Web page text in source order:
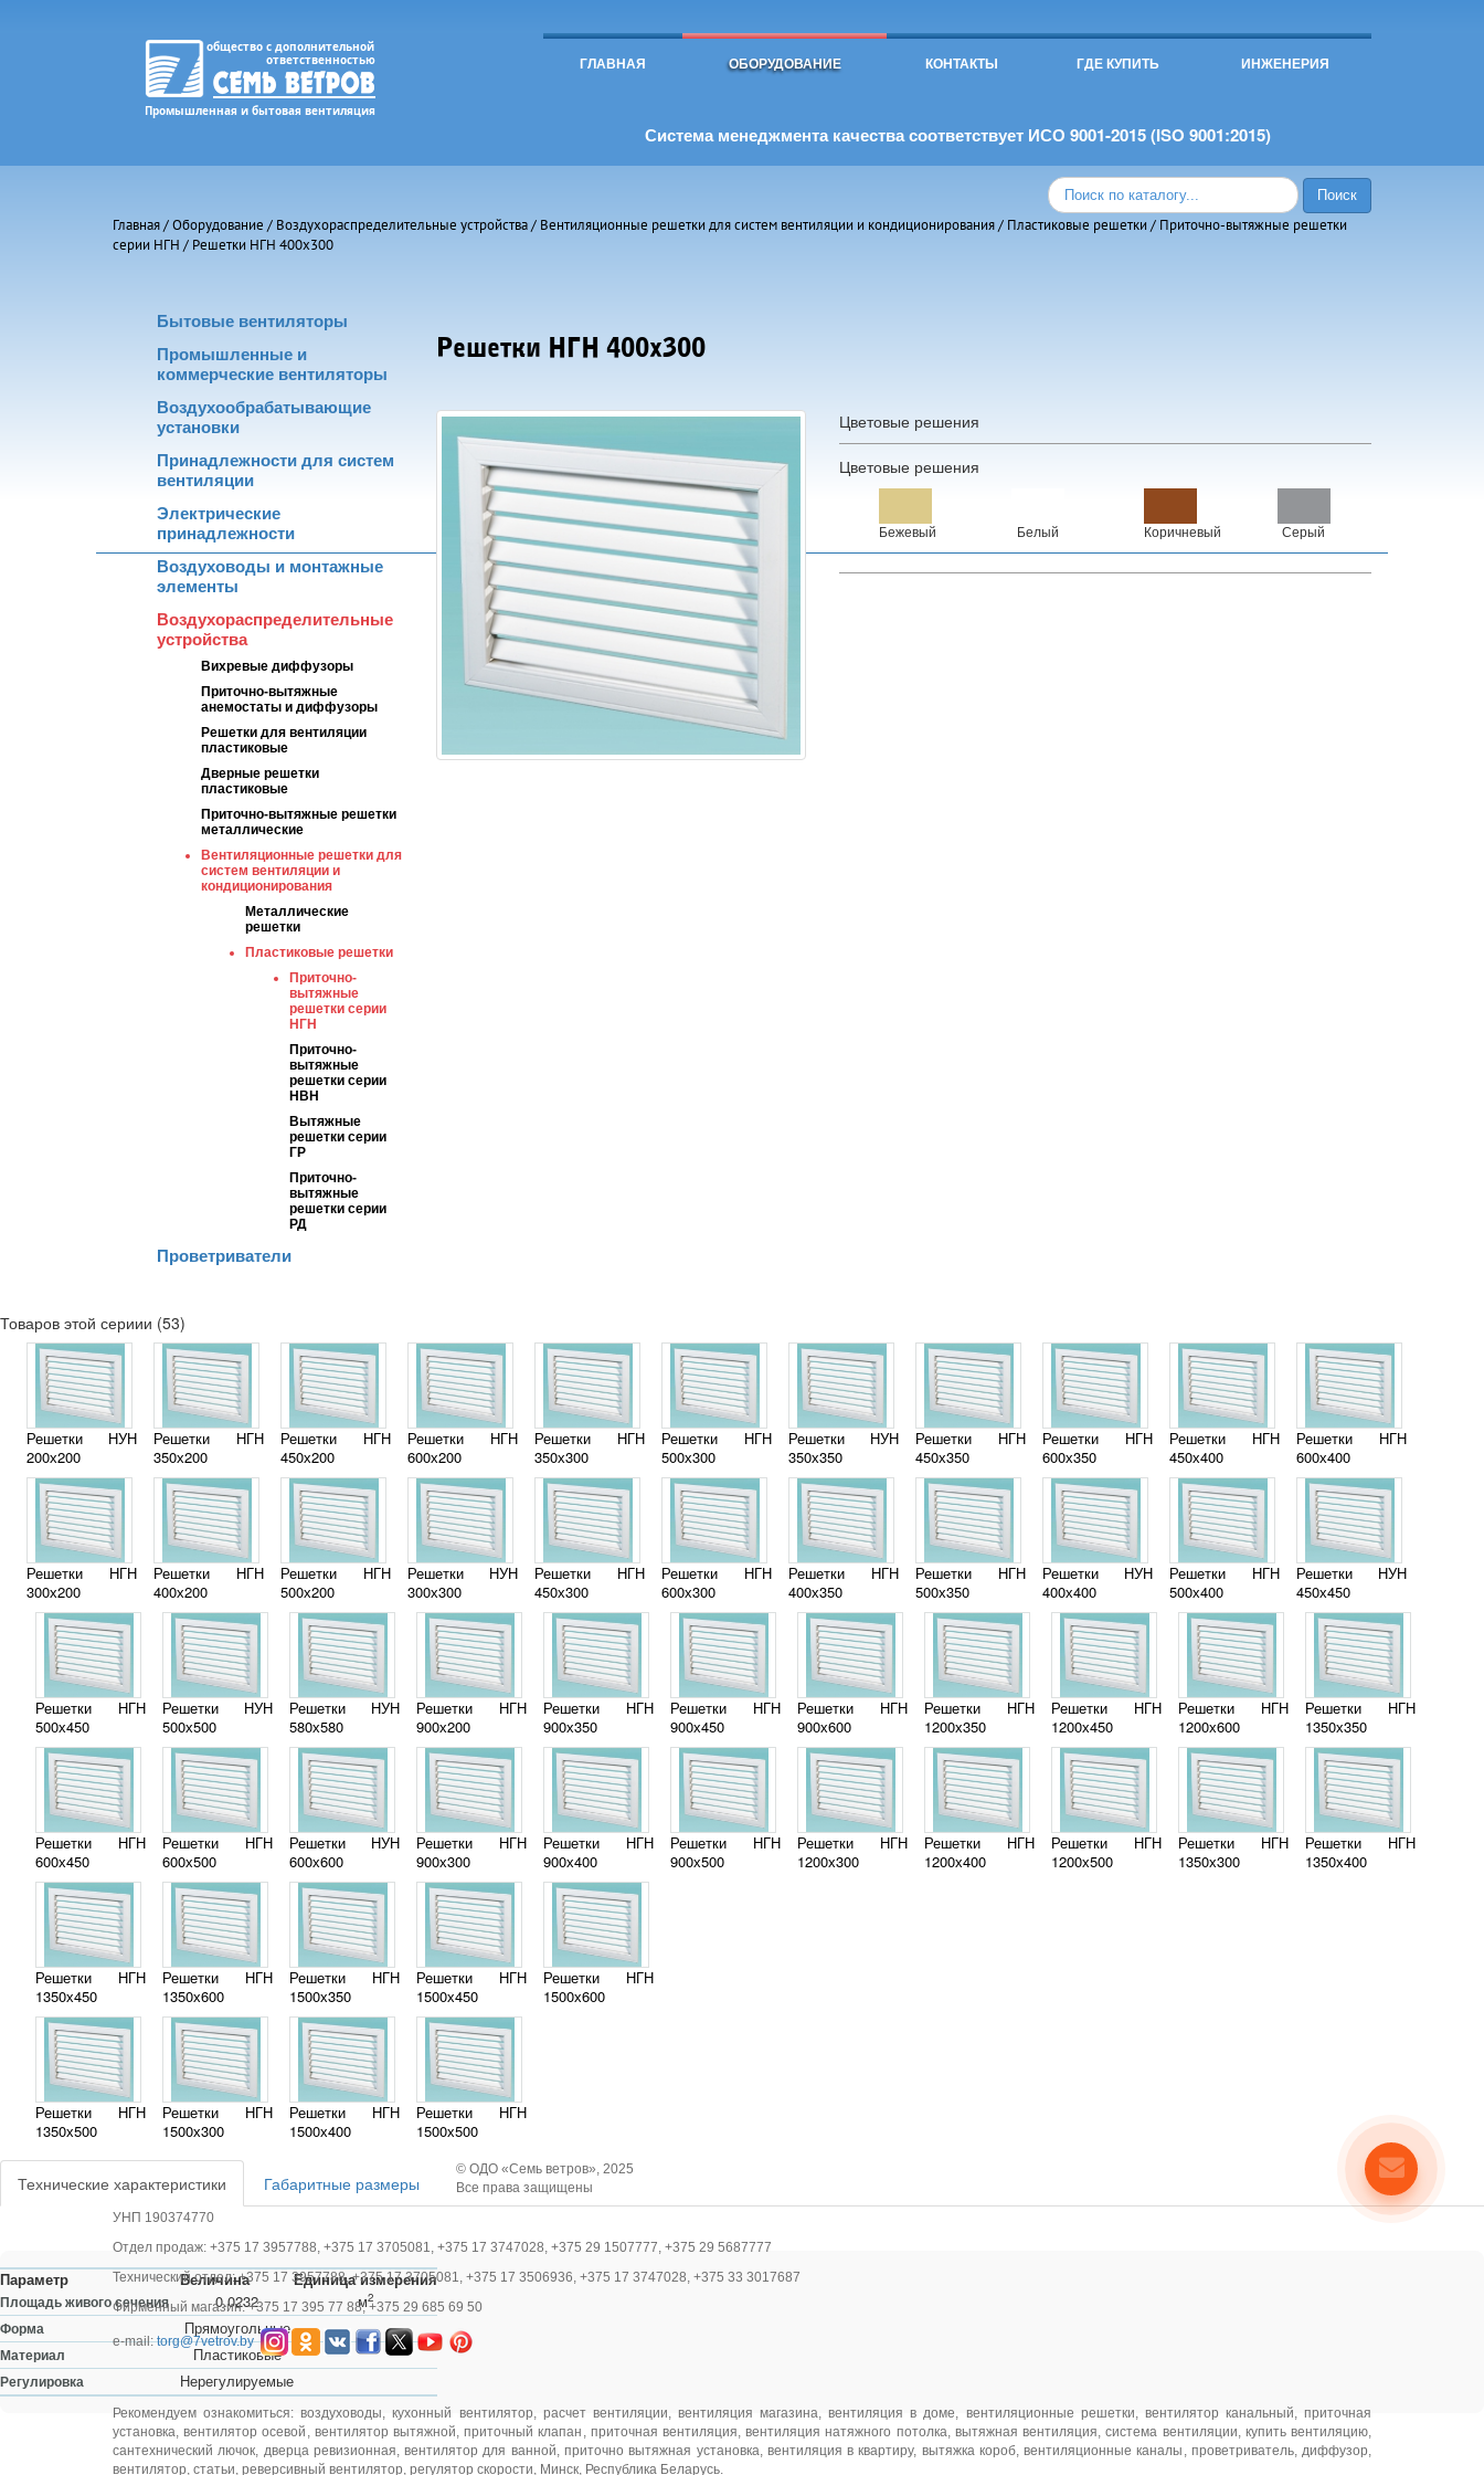
Toggle
navigationГЛАВНАЯ ОБОРУДОВАНИЕ КОНТАКТЫ ГДЕ КУПИТЬ ИНЖЕНЕРИЯ
Система менеджмента качества соответствует ИСО 9001-2015 (ISO 9001:2015)
Главная/Оборудование / Воздухораспределительные устройства/ Вентиляционные решетки для систем вентиляции и кондиционирования/ Пластиковые решетки / Приточно-вытяжные решетки
серии НГН / Решетки НГН 400х300
Бытовые вентиляторы
Промышленные и
коммерческие вентиляторы
Воздухообрабатывающие
установки
Принадлежности для систем
вентиляции
Электрические
принадлежности
Воздуховоды и монтажные
элементы
Воздухораспределительные
устройства
Вихревые диффузоры
Приточно-вытяжные
анемостаты и диффузоры
Решетки для вентиляции
пластиковые
Дверные решетки
пластиковые
Приточно-вытяжные решетки
металлические
Вентиляционные решетки для
систем вентиляции и
кондиционирования
Металлические
решетки
Пластиковые решетки
Приточно-
вытяжные
решетки серии
НГН
Приточно-
вытяжные
решетки серии
НВН
Вытяжные
решетки серии
ГР
Приточно-
вытяжные
решетки серии
РД
Проветриватели
Решетки НГН 400х300
Цветовые решения
Цветовые решения
Бежевый Белый Коричневый Серый
Товаров этой сериии (53)
Решетки НУН
200х200
Решетки НГН
300х200
Решетки НГН
350х200
Решетки НГН
400х200
Решетки НГН
450х200
Решетки НГН
500х200
Решетки НГН
600х200
Решетки НУН
300х300
Решетки НГН
350х300
Решетки НГН
450х300
Решетки НГН
500х300
Решетки НГН
600х300
Решетки НУН
350х350
Решетки НГН
400х350
Решетки НГН
450х350
Решетки НГН
500х350
Решетки НГН
600х350
Решетки НУН
400х400
Решетки НГН
450х400
Решетки НГН
500х400
Решетки НГН
600х400
Решетки НУН
450х450
Решетки НГН
500х450
Решетки НГН
600х450
Решетки НУН
500х500
Решетки НГН
600х500
Решетки НУН
580х580
Решетки НУН
600х600
Решетки НГН
900х200
Решетки НГН
900х300
Решетки НГН
900х350
Решетки НГН
900х400
Решетки НГН
900х450
Решетки НГН
900х500
Решетки НГН
900х600
Решетки НГН
1200х300
Решетки НГН
1200х350
Решетки НГН
1200х400
Решетки НГН
1200х450
Решетки НГН
1200х500
Решетки НГН
1200х600
Решетки НГН
1350х300
Решетки НГН
1350х350
Решетки НГН
1350х400
Решетки НГН
1350х450
Решетки НГН
1350х500
Решетки НГН
1350х600
Решетки НГН
1500х300
Решетки НГН
1500х350
Решетки НГН
1500х400
Решетки НГН
1500х450
Решетки НГН
1500х500
Решетки НГН
1500х600
Технические характеристики Габаритные размеры
Параметр Величина Единица измерения
Площадь живого сечения 0.0232 м2
Форма Прямоугольные
Материал Пластиковые
Регулировка Нерегулируемые
© ОДО «Семь ветров», 2025
Все права защищены
УНП 190374770
Отдел продаж: +375 17 3957788, +375 17 3705081, +375 17 3747028, +375 29 1507777, +375 29 5687777
Технический отдел: +375 17 3957788, +375 17 3705081, +375 17 3506936, +375 17 3747028, +375 33 3017687
Фирменный магазин: +375 17 395 77 88, +375 29 685 69 50
e-mail:torg@7vetrov.by
Рекомендуем ознакомиться:воздуховоды,кухонный вентилятор, расчет вентиляции, вентиляция магазина,вентиляция в доме, вентиляционные решетки, вентилятор канальный, приточная
установка,вентилятор осевой , вентилятор вытяжной,приточный клапан , приточная вентиляция,вентиляция натяжного потолка, вытяжная вентиляция,система вентиляции, купить вентиляцию,
сантехнический лючок, дверца ревизионная,вентилятор для ванной, приточно вытяжная установка, вентиляция в квартиру, вытяжка короб,вентиляционные каналы , проветриватель,диффузор,
вентилятор, статьи, реверсивный вентилятор, регулятор скорости, Минск, Республика Беларусь.